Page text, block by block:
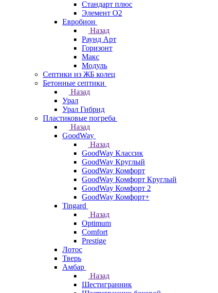
Стандарт плюс
Элемент О2
Евробион
Назад
Раунд Арт
Горизонт
Макс
Модуль
Септики из ЖБ колец
Бетонные септики
Назад
Урал
Урал Гибрид
Пластиковые погреба
Назад
GoodWay
Назад
GoodWay Классик
GoodWay Круглый
GoodWay Комфорт
GoodWay Комфорт Круглый
GoodWay Комфорт 2
GoodWay Комфорт+
Tingard
Назад
Optimum
Comfort
Prestige
Лотос
Тверь
Амбар
Назад
Шестигранник